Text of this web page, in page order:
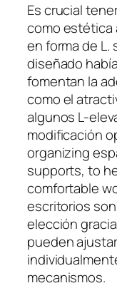
Es crucial
como estética
en forma de L.
diseñado
fomentan la
como el
algunos L-
modificación
organizing
supports, to
comfortable
escritorios
elección
pueden
mecanismos.